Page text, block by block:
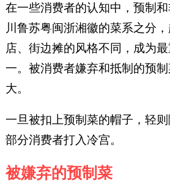
在一些消费者的认知中，预制
川鲁苏粤闽浙湘徽的菜系之分
店、街边摊的风格不同，成为
一。被消费者嫌弃和抵制的预
大。
一旦被扣上预制菜的帽子，轻
部分消费者打入冷宫。
被嫌弃的预制菜